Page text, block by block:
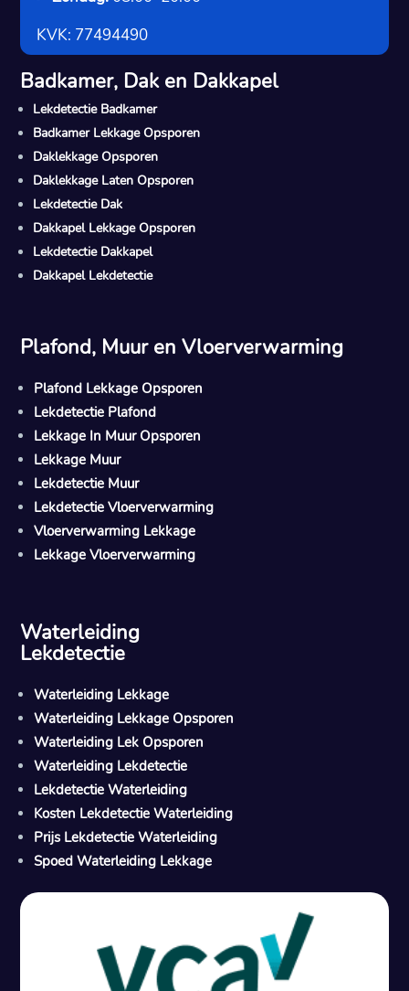
KVK: 77494490
Badkamer, Dak en Dakkapel
Lekdetectie Badkamer
Badkamer Lekkage Opsporen
Daklekkage Opsporen
Daklekkage Laten Opsporen
Lekdetectie Dak
Dakkapel Lekkage Opsporen
Lekdetectie Dakkapel
Dakkapel Lekdetectie
Plafond, Muur en Vloerverwarming
Plafond Lekkage Opsporen
Lekdetectie Plafond
Lekkage In Muur Opsporen
Lekkage Muur
Lekdetectie Muur
Lekdetectie Vloerverwarming
Vloerverwarming Lekkage
Lekkage Vloerverwarming
Waterleiding
Lekdetectie
Waterleiding Lekkage
Waterleiding Lekkage Opsporen
Waterleiding Lek Opsporen
Waterleiding Lekdetectie
Lekdetectie Waterleiding
Kosten Lekdetectie Waterleiding
Prijs Lekdetectie Waterleiding
Spoed Waterleiding Lekkage